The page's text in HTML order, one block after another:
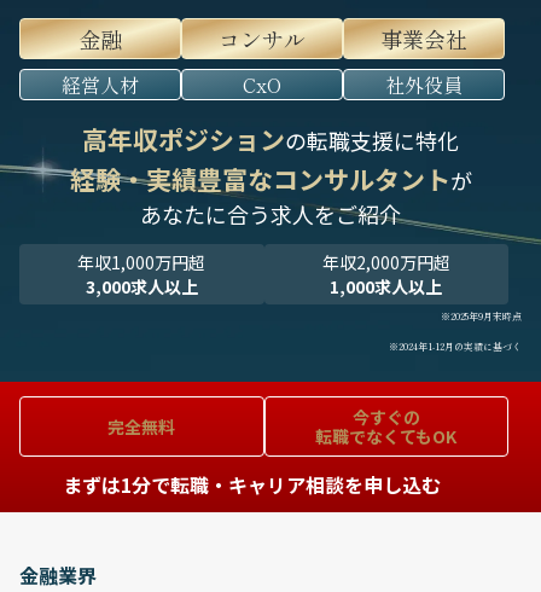
金融
コンサル 事業会社
経営人材 CxO 社外役員
高年収ポジションの転職支援に特化
経験・実績豊富なコンサルタントが
あなたに合う求人をご紹介
年収1,000万円超
3,000求人以上
年収2,000万円超
1,000求人以上
※2025年9月末時点
※2024年1-12月の実績に基づく
完全無料
今すぐの
転職でなくてもOK
まずは1分で転職・キャリア相談を申し込む
金融業界